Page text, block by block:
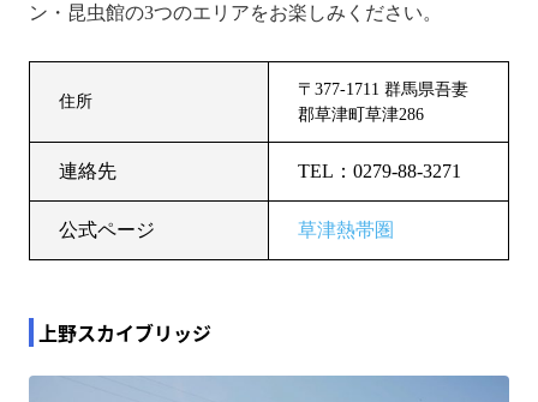
ン・昆虫館の3つのエリアをお楽しみください。
住所
〒377-1711 群馬県吾妻
郡草津町草津286
連絡先 TEL：0279-88-3271
公式ページ 草津熱帯圏
上野スカイブリッジ